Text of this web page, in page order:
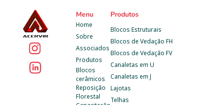
Menu
Home
Sobre
Associados
Produtos
Blocos
cerâmicos
Reposição
Florestal
Produtos
Blocos Estruturais
Blocos de Vedação FH
Blocos de Vedação FV
Canaletas em U
Canaletas em J
Lajotas
Telhas